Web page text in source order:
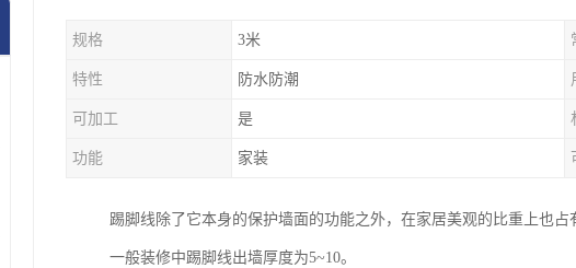
规格 3米
特性 防水防潮
可加工 是
功能 家装
踢脚线除了它本身的保护墙面的功能之外，在家居美观的比重上也
一般装修中踢脚线出墙厚度为5~10。